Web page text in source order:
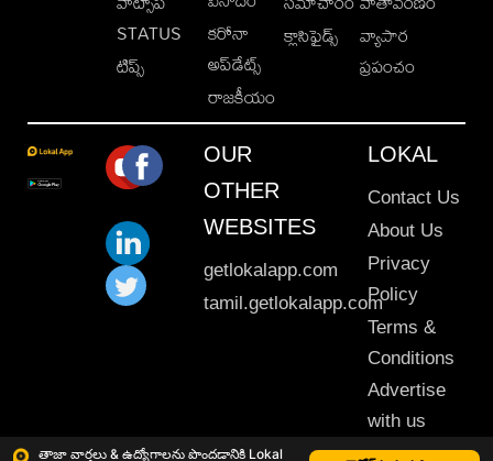
తాజా వార్తలు & ఉద్యోగాలను పొందడానికి Lokal
STATUS
టిప్స్
కరోనా
అప్‌డేట్స్
రాజకీయం
క్లాసిఫైడ్స్
వ్యాపార
ప్రపంచం
OUR
OTHER
WEBSITES
getlokalapp.com
tamil.getlokalapp.com
LOKAL
Contact Us
About Us
Privacy
Policy
Terms &
Conditions
Advertise
with us
Sitemap